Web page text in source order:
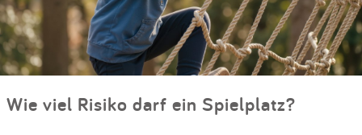
Wie viel Risiko darf ein Spielplatz?